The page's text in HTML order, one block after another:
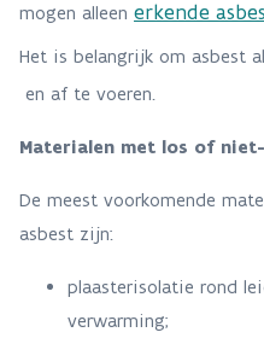
mogen alleen erkende
Het is belangrijk om asbest
en af te voeren.
Materialen met los of
De meest voorkomende
asbest zijn:
plaasterisolatie rond
verwarming;